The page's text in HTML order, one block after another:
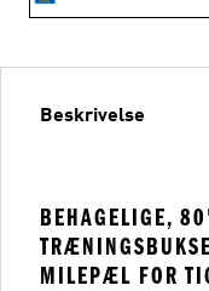
Beskrivelse
BEHAGELIGE,
MILEPÆL FOR